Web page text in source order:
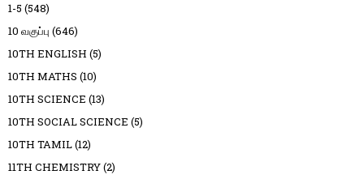
1-5 (548)
10 வகுப்பு (646)
10TH ENGLISH (5)
10TH MATHS (10)
10TH SCIENCE (13)
10TH SOCIAL SCIENCE (5)
10TH TAMIL(12)
11TH CHEMISTRY(2)